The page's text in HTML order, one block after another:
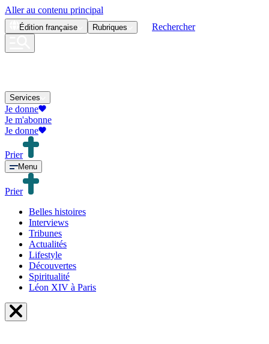
Aller au contenu principal
Édition française Rubriques Rechercher
Services
Je donne
Je m'abonne
Je donne
Prier
Menu
Prier
Belles histoires
Interviews
Tribunes
Actualités
Lifestyle
Découvertes
Spiritualité
Léon XIV à Paris